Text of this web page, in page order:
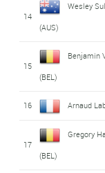
14
Wesley
(AUS)
15
Benjamin
(BEL)
16 Arnaud
17
Gregory
(BEL)